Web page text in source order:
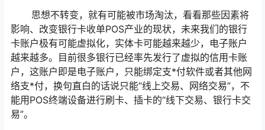
思想不转变，就有可能被市场淘汰，看看那些因素将
影响、改变银行卡收单POS产业的现状，未来我们的银行
卡账户极有可能虚拟化，实体卡可能越来越少，电子账户
越来越多。目前很多银行已经率先发行了虚拟的信用卡账
户，这账户即是电子账户，只能绑定支*付软件或者其他网
络支*付，换句直白的话说只能“线上交易、网络交易”，不
能用POS终端设备进行刷卡、插卡的“线下交易、银行卡交
易”。